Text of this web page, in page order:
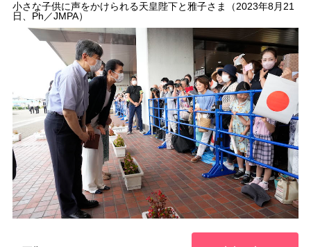
小さな子供に声をかけられる天皇陛下と雅子さま（2023年8月21
日、Ph／JMPA）